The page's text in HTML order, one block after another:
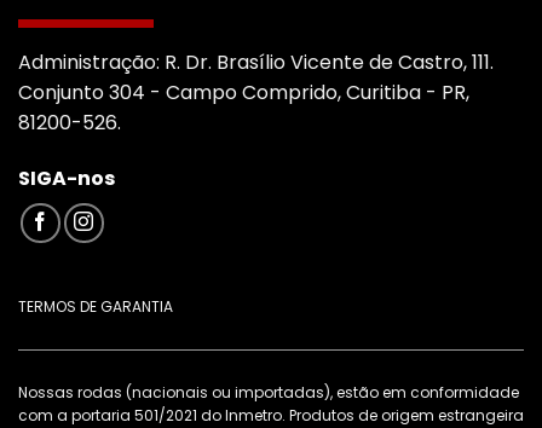
Administração: R. Dr. Brasílio Vicente de Castro, 111.
Conjunto 304 - Campo Comprido, Curitiba - PR,
81200-526.
SIGA-nos
TERMOS DE GARANTIA
Nossas rodas (nacionais ou importadas), estão em conformidade
com a portaria 501/2021 do Inmetro. Produtos de origem estrangeira